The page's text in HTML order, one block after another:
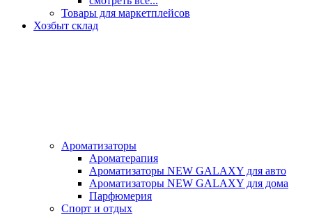
Товары для маркетплейсов
Хозбыт склад
Ароматизаторы
Ароматерапия
Ароматизаторы NEW GALAXY для авто
Ароматизаторы NEW GALAXY для дома
Парфюмерия
Спорт и отдых